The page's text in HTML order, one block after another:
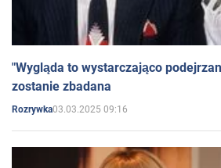
"Wygląda to wystarczająco
zostanie zbadana
Rozrywka03.03.2025 09:16